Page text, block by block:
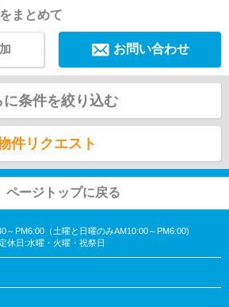
まとめて
お問い合わせ
に条件を絞り込む
件リクエスト
ページトップに戻る
～PM6:00（土曜と日曜のみAM10:00～PM6:00)
休日:水曜・火曜・祝祭日